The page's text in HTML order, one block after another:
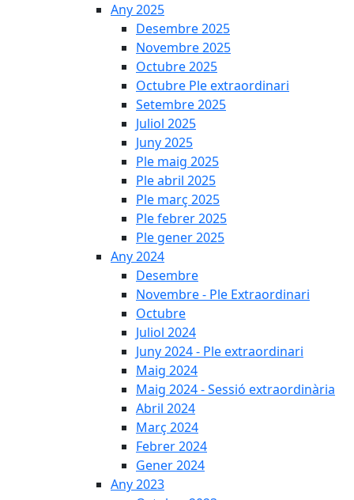
Any 2025
Desembre 2025
Novembre 2025
Octubre 2025
Octubre Ple extraordinari
Setembre 2025
Juliol 2025
Juny 2025
Ple maig 2025
Ple abril 2025
Ple març 2025
Ple febrer 2025
Ple gener 2025
Any 2024
Desembre
Novembre - Ple Extraordinari
Octubre
Juliol 2024
Juny 2024 - Ple extraordinari
Maig 2024
Maig 2024 - Sessió extraordinària
Abril 2024
Març 2024
Febrer 2024
Gener 2024
Any 2023